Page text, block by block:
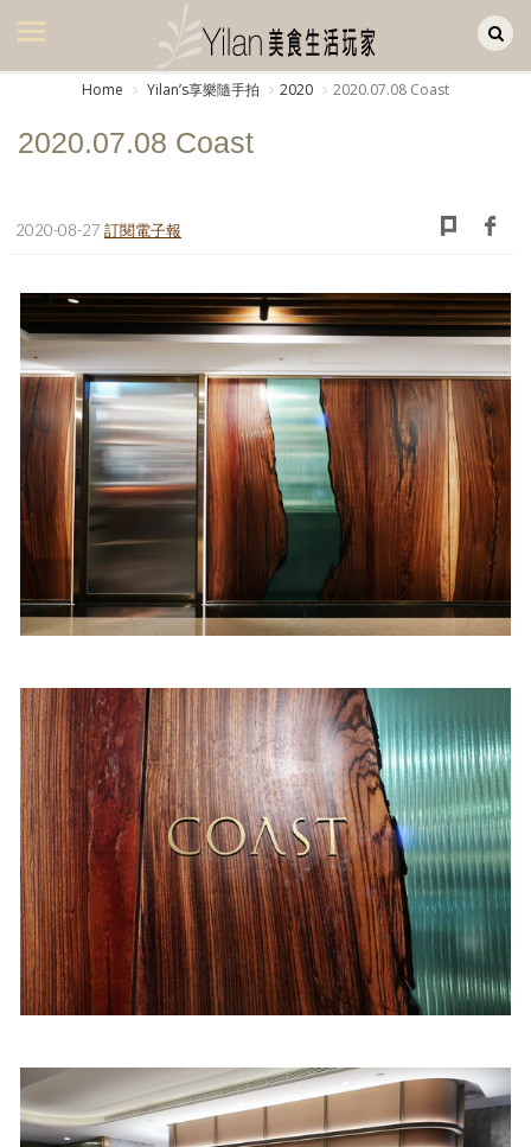
美食集
生活風
書房集
日記簿
餐桌週記
享樂隨手拍
照相簿
影音區
歷史區
關於Yilan
個人著作
活動實況記錄
媒體報導一覽
合作與代言
訂閱電子報
Home Yilanʼs享樂隨手拍 2020 2020.07.08 Coast
2020.07.08 Coast
2020-08-27 訂閱電子報